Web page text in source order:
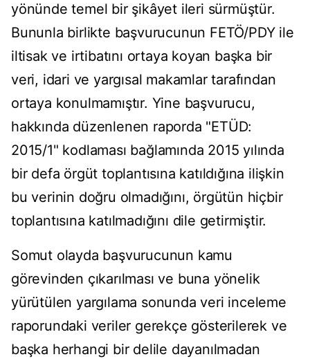
yönünde temel bir şikâyet ileri sürmüştür.
Bununla birlikte başvurucunun FETÖ/PDY ile
iltisak ve irtibatını ortaya koyan başka bir
veri, idari ve yargısal makamlar tarafından
ortaya konulmamıştır. Yine başvurucu,
hakkında düzenlenen raporda "ETÜD:
2015/1" kodlaması bağlamında 2015 yılında
bir defa örgüt toplantısına katıldığına ilişkin
bu verinin doğru olmadığını, örgütün hiçbir
toplantısına katılmadığını dile getirmiştir.
Somut olayda başvurucunun kamu
görevinden çıkarılması ve buna yönelik
yürütülen yargılama sonunda veri inceleme
raporundaki veriler gerekçe gösterilerek ve
başka herhangi bir delile dayanılmadan